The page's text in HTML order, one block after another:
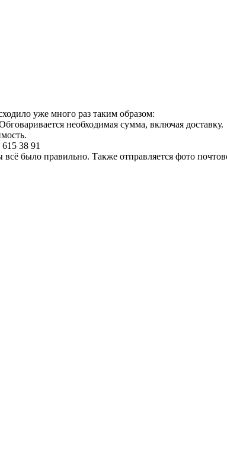
уже много раз таким образом:
необходимая сумма, включая доставку.
38 91
было правильно. Также отправляется фото